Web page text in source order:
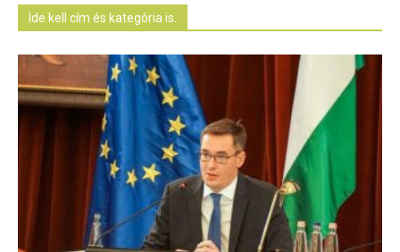
Ide kell cím és kategória is.